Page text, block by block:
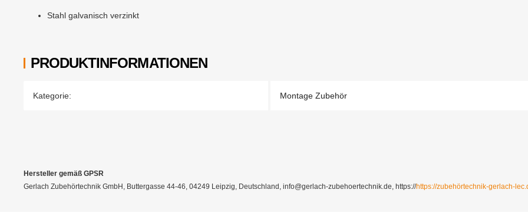
PRODUKTINFORMATIONEN
Produkteigenschaft
Wert
Kategorie: Montage Zubehör
Stahl galvanisch verzinkt
Hersteller gemäß GPSR
Gerlach Zubehörtechnik GmbH, Buttergasse 44-46, 04249 Leipzig, Deutschland, info@gerlach-zubehoertechnik.de, https://https://zubehörtechnik-gerlach-